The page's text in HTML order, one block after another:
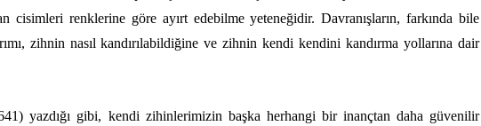
cisimleri renklerine göre ayırt edebilme yeteneğidir. Davranışların, farkında bile
zihnin nasıl kandırılabildiğine ve zihnin kendi kendini kandırma yollarına dair
yazdığı gibi, kendi zihinlerimizin başka herhangi bir inançtan daha güvenilir